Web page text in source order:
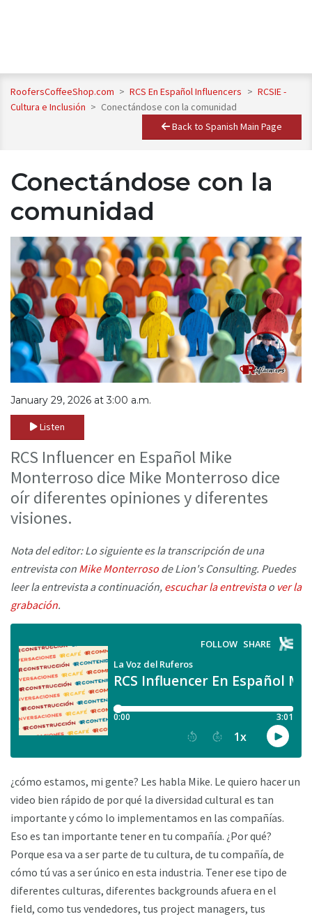
RoofersCoffeeShop.com > RCS En Español Influencers > RCSIE -
Cultura e Inclusión > Conectándose con la comunidad
Back to Spanish Main Page
Conectándose con la
comunidad
January 29, 2026 at 3:00 a.m.
Listen
RCS Influencer en Español Mike
Monterroso dice Mike Monterroso dice
oír diferentes opiniones y diferentes
visiones.
Nota del editor: Lo siguiente es la transcripción de una
entrevista con Mike Monterroso de Lion's Consulting. Puedes
leer la entrevista a continuación, escuchar la entrevistao ver la
grabación.
¿cómo estamos, mi gente? Les habla Mike. Le quiero hacer un
video bien rápido de por qué la diversidad cultural es tan
importante y cómo lo implementamos en las compañías.
Eso es tan importante tener en tu compañía. ¿Por qué?
Porque esa va a ser parte de tu cultura, de tu compañía, de
cómo tú vas a ser único en esta industria. Tener ese tipo de
diferentes culturas, diferentes backgrounds afuera en el
field, como tus vendedores, tus project managers, tus